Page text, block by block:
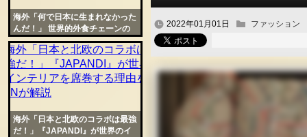
2022年01月01日 ファッション
海外「何で日本に生まれなかった
んだ！」 世界的外食チェーンの
日本限定イベントに羨望の声
海外「日本と北欧のコラボは最強
だ！」『JAPANDI』が世界のイ